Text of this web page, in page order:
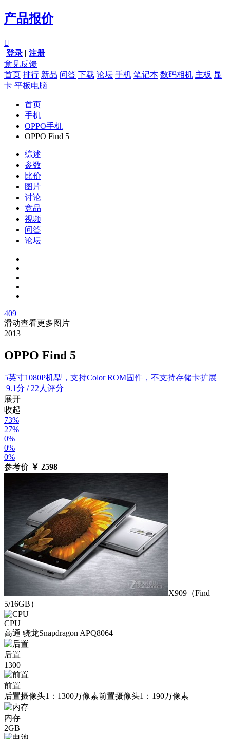
产品报价

登录 | 注册
意见反馈
首页 排行 新品 问答 下载 论坛 手机 笔记本 数码相机 主板 显
卡 平板电脑
首页
手机
OPPO手机
OPPO Find 5
综述
参数
比价
图片
讨论
竞品
视频
问答
论坛
409
滑动查看更多图片
2013
OPPO Find 5
5英寸1080P机型，支持Color ROM固件，不支持存储卡扩展
9.1分 / 22人评分
展开
收起
73%
27%
0%
0%
0%
参考价 ￥ 2598
X909（Find
5/16GB）
CPU
高通 骁龙Snapdragon APQ8064
后置
1300
前置
后置摄像头1：1300万像素前置摄像头1：190万像素
内存
2GB